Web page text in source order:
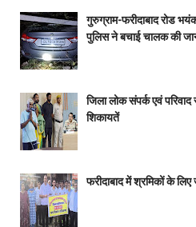
गुरुग्राम-फरीदाबाद रोड
पुलिस ने बचाई चालक की
जिला लोक संपर्क एवं
शिकायतें
फरीदाबाद में श्रमिकों के